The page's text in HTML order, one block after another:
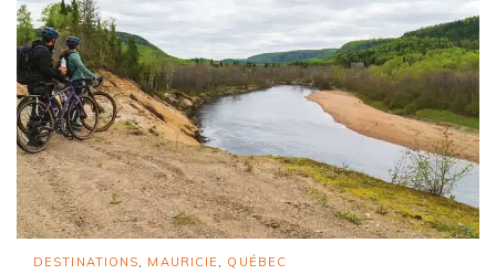
DESTINATIONS, MAURICIE , QUÉBEC